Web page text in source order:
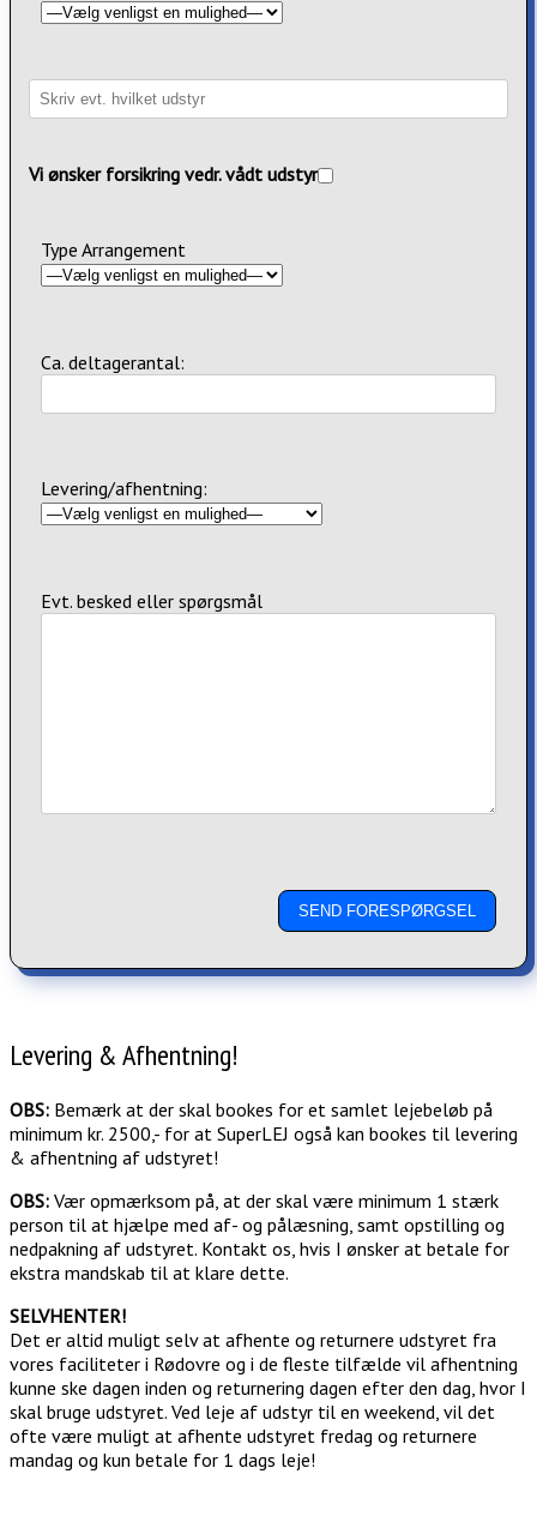
Vi ønsker forsikring vedr. vådt udstyr
Type Arrangement
Ca. deltagerantal:
Levering/afhentning:
Evt. besked eller spørgsmål
Levering & Afhentning!
OBS: Bemærk at der skal bookes for et samlet lejebeløb på
minimum kr. 2500,- for at SuperLEJ også kan bookes til levering
& afhentning af udstyret!
OBS: Vær opmærksom på, at der skal være minimum 1 stærk
person til at hjælpe med af- og pålæsning, samt opstilling og
nedpakning af udstyret. Kontakt os, hvis I ønsker at betale for
ekstra mandskab til at klare dette.
SELVHENTER!
Det er altid muligt selv at afhente og returnere udstyret fra
vores faciliteter i Rødovre og i de fleste tilfælde vil afhentning
kunne ske dagen inden og returnering dagen efter den dag, hvor I
skal bruge udstyret. Ved leje af udstyr til en weekend, vil det
ofte være muligt at afhente udstyret fredag og returnere
mandag og kun betale for 1 dags leje!